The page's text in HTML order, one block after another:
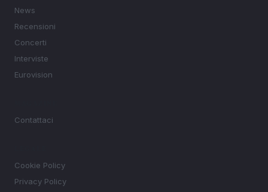
News
Recensioni
Concerti
Interviste
Eurovision
Contattaci
Cookie Policy
Privacy Policy